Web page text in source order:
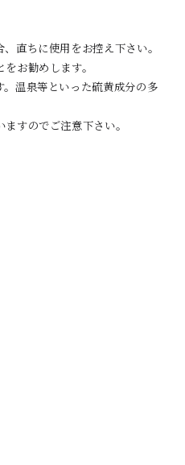
直ちに使用をお控え下さい。
お勧めします。
温泉等といった硫黄成分の多
すのでご注意下さい。